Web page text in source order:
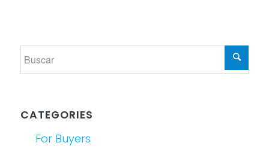
CATEGORIES
For Buyers